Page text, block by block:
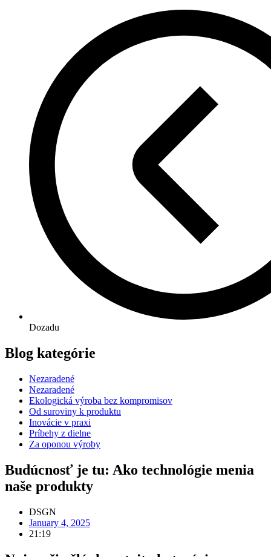
Dozadu
Blog kategórie
Nezaradené
Nezaradené
Ekologická výroba bez kompromisov
Od suroviny k produktu
Inovácie v praxi
Príbehy z dielne
Za oponou výroby
Budúcnosť je tu: Ako technológie menia
naše produkty
DSGN
January 4, 2025
21:19